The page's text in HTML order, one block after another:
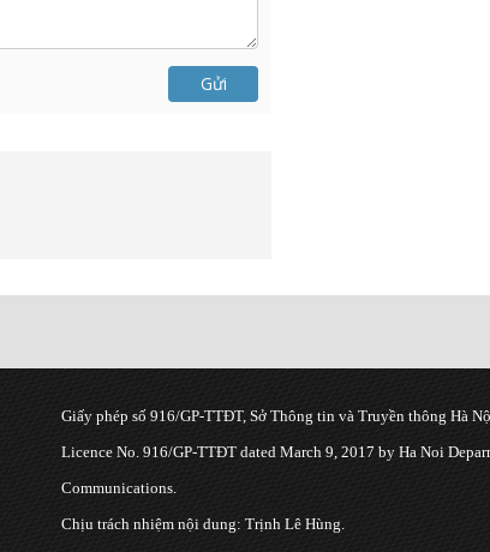
Gửi
Giấy phép số 916/GP-TTĐT, Sở Thông tin và Truyền thông Hà
Licence No. 916/GP-TTĐT dated March 9, 2017 by Ha Noi
Communications.
Chịu trách nhiệm nội dung: Trịnh Lê Hùng.